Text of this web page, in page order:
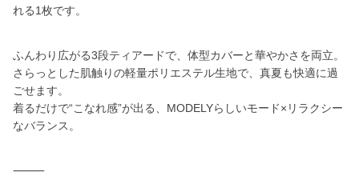
れる1枚です。
ふんわり広がる3段ティアードで、体型カバーと華やかさを両立。
さらっとした肌触りの軽量ポリエステル生地で、真夏も快適に過
ごせます。
着るだけで“こなれ感”が出る、MODELYらしいモード×リラクシー
なバランス。
⸻